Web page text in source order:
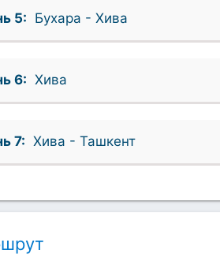
5: Бухара - Хива
6: Хива
7: Хива - Ташкент